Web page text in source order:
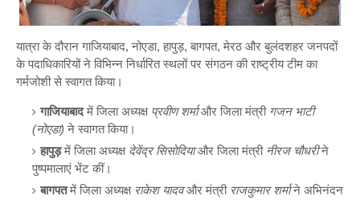
यात्रा के दौरान गाजियाबाद, नोएडा, हापुड़, बागपत, मेरठ और बुलंदशहर जनपदों
के पदाधिकारियों ने विभिन्न निर्धारित स्थलों पर संगठन की राष्ट्रीय टीम का
गर्मजोशी से स्वागत किया।
गाजियाबादमें जिला अध्यक्ष प्रवीण शर्माऔर जिला मंत्री गजन भाटी
(नोएडा) ने स्वागत किया।
हापुड़में जिला अध्यक्ष देवेंद्र सिसोदियाऔर जिला मंत्री नीरज चौधरीने
पुष्पमालाएं भेंट कीं।
बागपतमें जिला अध्यक्ष राकेश यादवऔर मंत्री राजकुमार शर्माने अभिनंदन